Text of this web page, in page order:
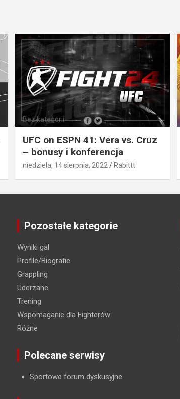
Bez kategorii
UFC on ESPN 41: Vera vs. Cruz
– bonusy i konferencja
niedziela, 14 sierpnia, 2022 Rabittt
Pozostałe kategorie
Wyniki gal
Profile/Biografie
Grappling
Uderzane
Trening
Wspomaganie dla Fighterów
Różne
Polecane serwisy
Sportowe forum dyskusyjne